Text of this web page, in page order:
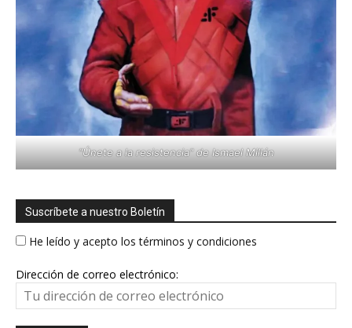
"Únete a la resistencia" de Ismael Millán
Suscríbete a nuestro Boletín
He leído y acepto los términos y condiciones
Dirección de correo electrónico: